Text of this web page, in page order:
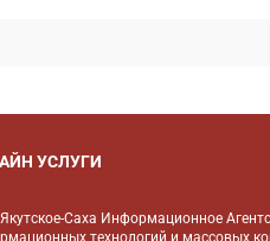
УСЛУГИ
Саха Информационное